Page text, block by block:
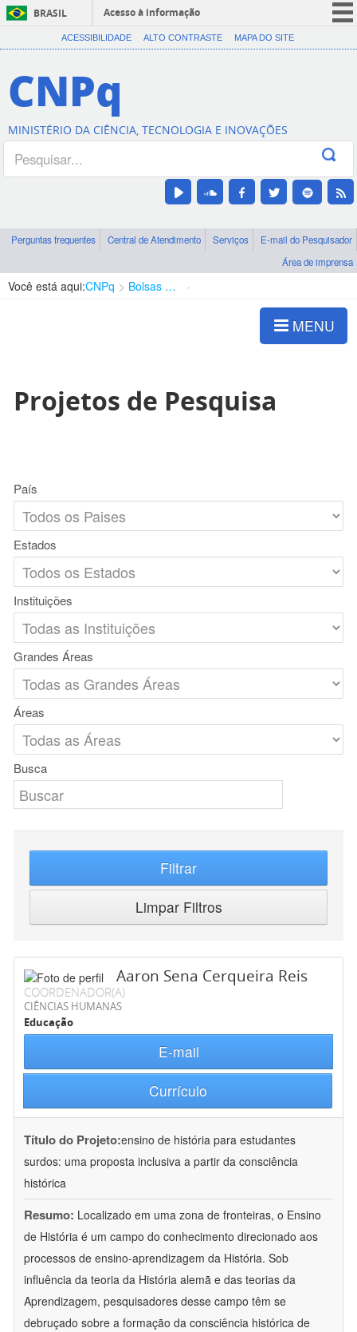
BRASIL
Acesso à informação
CORONAVÍRUS (COVID-19)
Canais
ACESSIBILIDADE ALTO CONTRASTE MAPA DO SITE
CNPq
MINISTÉRIO DA CIÊNCIA, TECNOLOGIA E INOVAÇÕES
Perguntas frequentes Central de Atendimento Serviços
E-mail do Pesquisador
Área de imprensa
Você está aqui:CNPq Bolsas e Auxílios Vigentes
MENU
Projetos de Pesquisa
País
Estados
Instituições
Grandes Áreas
Áreas
Busca
Filtrar
Limpar Filtros
Aaron Sena Cerqueira Reis
COORDENADOR(A)
CIÊNCIAS HUMANAS
Educação
E-mail
Currículo
Título do Projeto:ensino de história para estudantes
surdos: uma proposta inclusiva a partir da consciência
histórica
Resumo: Localizado em uma zona de fronteiras, o Ensino
de História é um campo do conhecimento direcionado aos
processos de ensino-aprendizagem da História. Sob
influência da teoria da História alemã e das teorias da
Aprendizagem, pesquisadores desse campo têm se
debruçado sobre a formação da consciência histórica de